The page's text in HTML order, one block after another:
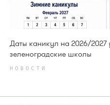
Даты каникул на 2026/2027
зеленоградские школы
НОВОСТИ